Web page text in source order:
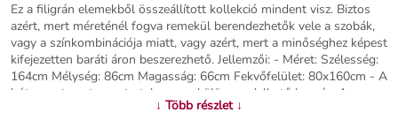
Ez a filigrán elemekből összeállított kollekció mindent visz. Biztos
azért, mert méreténél fogva remekül berendezhetők vele a szobák,
vagy a színkombinációja miatt, vagy azért, mert a minőséghez képest
kifejezetten baráti áron beszerezhető. Jellemzői: - Méret: Szélesség:
164cm Mélység: 86cm Magasság: 66cm Fekvőfelület: 80x160cm - A
bútor matracot nem tartalmaz, ez külön rendelhető hozzá - Anyag:
Bútorlap - Szín: szilva/juhar - Magyar termék - Rendelési idő: kb. 4-
↓ Több részlet ↓